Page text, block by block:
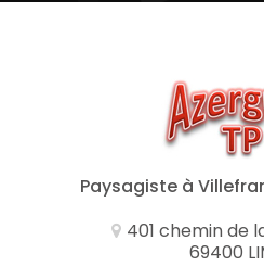
Paysagiste à
401 chemin de
69400